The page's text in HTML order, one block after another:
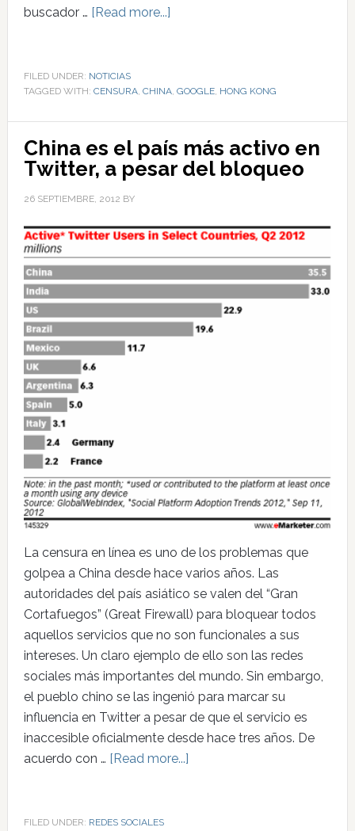
buscador … [Read more...]
FILED UNDER: NOTICIAS
TAGGED WITH: CENSURA, CHINA, GOOGLE, HONG KONG
China es el país más activo en
Twitter, a pesar del bloqueo
26 SEPTIEMBRE, 2012 BY
La censura en línea es uno de los problemas que
golpea a China desde hace varios años. Las
autoridades del país asiático se valen del “Gran
Cortafuegos” (Great Firewall) para bloquear todos
aquellos servicios que no son funcionales a sus
intereses. Un claro ejemplo de ello son las redes
sociales más importantes del mundo. Sin embargo,
el pueblo chino se las ingenió para marcar su
influencia en Twitter a pesar de que el servicio es
inaccesible oficialmente desde hace tres años. De
acuerdo con … [Read more...]
FILED UNDER: REDES SOCIALES